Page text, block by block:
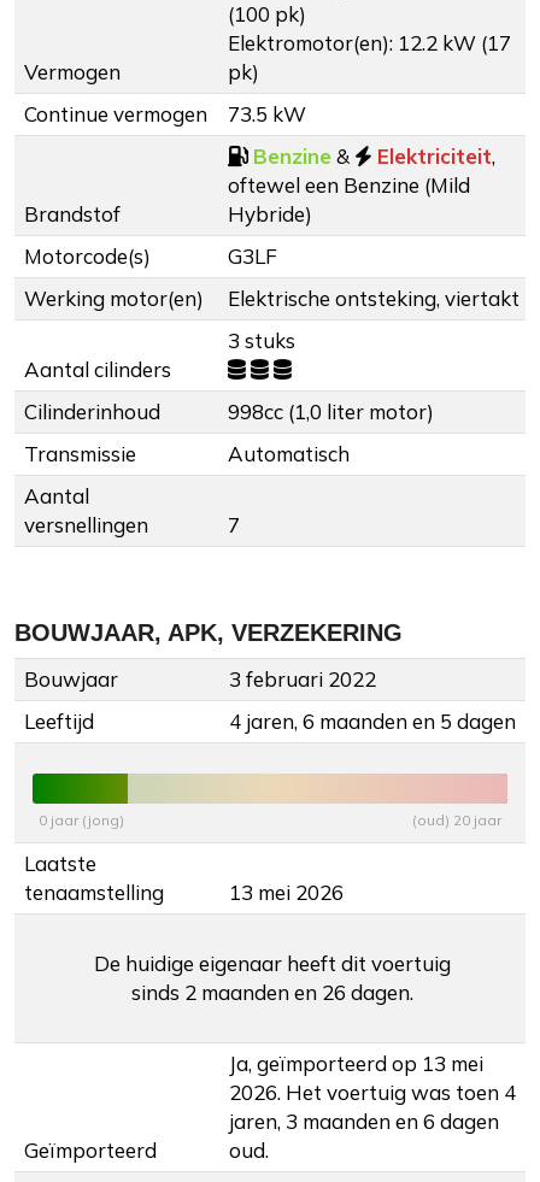
Vermogen
(100 pk)
Elektromotor(en): 12.2 kW (17
pk)
Continue vermogen
73.5 kW
Brandstof
Benzine& Elektriciteit,
oftewel een Benzine (Mild
Hybride)
Motorcode(s)
G3LF
Werking motor(en)
Elektrische ontsteking, viertakt
Aantal cilinders
3 stuks
Cilinderinhoud
998cc (1,0 liter motor)
Transmissie
Automatisch
Aantal
versnellingen
7
BOUWJAAR, APK, VERZEKERING
Bouwjaar
3 februari 2022
Leeftijd
4 jaren, 6 maanden en 5 dagen
0 jaar (jong) (oud) 20 jaar
Laatste
tenaamstelling
13 mei 2026
De huidige eigenaar heeft dit voertuig
sinds 2 maanden en 26 dagen.
Geïmporteerd
Ja, geïmporteerd op 13 mei
2026. Het voertuig was toen 4
jaren, 3 maanden en 6 dagen
oud.